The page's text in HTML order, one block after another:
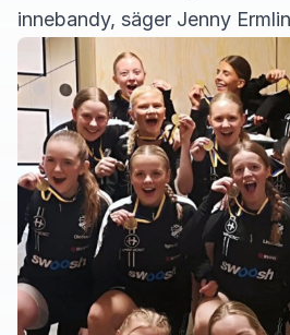
innebandy, säger Jenny